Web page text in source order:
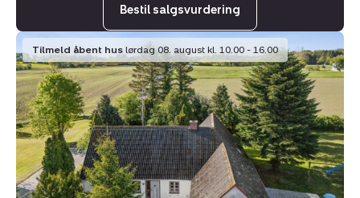
Bestil salgsvurdering
Villa:
Sødingevej
24,
Sødinge,
5750
Ringe
Tilmeld åbent hus lørdag 08. august kl. 10.00 - 16.00